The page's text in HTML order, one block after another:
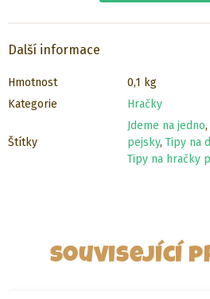
Další informace
Hmotnost
0,1 kg
Kategorie
Hračky
Štítky
Jdeme na jedno,
pejsky, Tipy na
Tipy na hračky
Související